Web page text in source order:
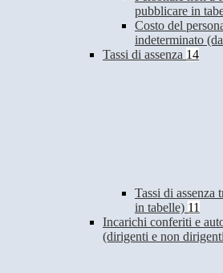
pubblicare in
Costo del
indeterminato
Tassi di assenza 14
Tassi di assenza
in tabelle) 11
Incarichi conferiti e
(dirigenti e non